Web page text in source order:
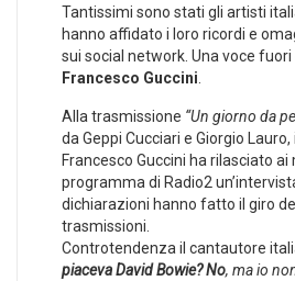
Tantissimi sono stati gli artisti
hanno affidato i loro ricordi e
sui social network. Una voce
Francesco Guccini
Alla trasmissione “Un giorno da
da Geppi Cucciari e Giorgio
Francesco Guccini ha rilasciato
programma di Radio2
dichiarazioni hanno fatto il giro
trasmissioni.
Controtendenza il cantautore
piaceva David Bowie? No, ma io